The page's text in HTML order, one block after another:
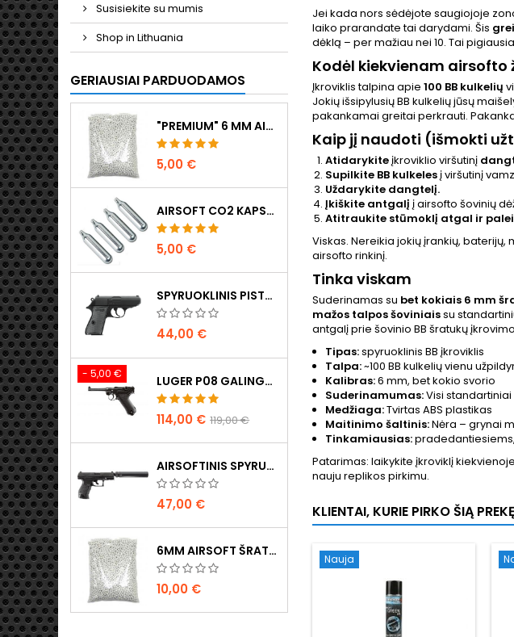
Susisiekite su mumis
Shop in Lithuania
GERIAUSIAI PARDUODAMOS
"PREMIUM" 6 MM AIRSOFT ŠRATAI 0,20 G - 1000 ŠOVINIŲ, BE UŽSTRIGIMO, ŠAUDYMAS TIESIAI
5,00 €
AIRSOFT CO2 KAPSULĖS 12G, 5 VNT. - PAGAMINTA VENGRIJOJE, ES, AUKŠČIAUSIOS KOKYBĖS
5,00 €
SPYRUOKLINIS PISTOLETAS WALTHER PPK/S
44,00 €
- 5,00 € LUGER P08 GALINGAS METALINIS CO2 AIRSOFT PISTOLETAS - UMAREX LEGENDS
114,00 € 119,00 €
AIRSOFTINIS SPYRUOKLINIS PISTOLETAS WALTHER PPQ NAVY SU DUSLINTUVU
47,00 €
6MM AIRSOFT ŠRATAI - 2000 VNT., 0,20G, AUKŠTOS KOKYBĖS
10,00 €
Jei kada nors sėdėjote saugiojoje
laiko prarandate tai darydami. Šis
dėklą – per mažiau nei 10. Tai
Kodėl kiekvienam airsofto
Įkroviklis talpina apie 100 BB kulkelių
Jokių išsipylusių BB kulkelių jūsų
pakankamai greitai perkrauti.
Kaip jį naudoti (išmokti
Atidarykiteįkroviklio viršutinį
Supilkite BB kulkelesį viršutinį
Uždarykite dangtelį.
Įkiškite antgalį į airsofto šovinių
Atitraukite stūmoklį atgal ir
Viskas. Nereikia jokių įrankių,
airsofto rinkinį.
Tinka viskam
Suderinamas su bet kokiais 6 mm
mažos talpos šoviniaissu
antgalį prie šovinio BB šratukų
Tipas:spyruoklinis BB įkroviklis
Talpa:~100 BB kulkelių vienu
Kalibras:6 mm, bet kokio svorio
Suderinamumas:Visi standartiniai
Medžiaga:Tvirtas ABS plastikas
Maitinimo šaltinis:Nėra – grynai
Tinkamiausias:
Patarimas: laikykite įkroviklį
nauju replikos pirkimu.
KLIENTAI, KURIE PIRKO ŠIĄ
Nauja